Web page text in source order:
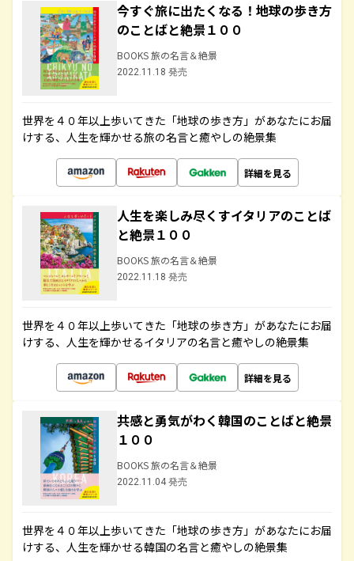
今すぐ旅に出たくなる！地球の歩き方
のことばと絶景１００
BOOKS 旅の名言＆絶景
2022.11.18 発売
世界を４０年以上歩いてきた「地球の歩き方」があなたにお届
けする、人生を輝かせる旅の名言と癒やしの絶景集
詳細を見る
人生を楽しみ尽くすイタリアのことば
と絶景１００
BOOKS 旅の名言＆絶景
2022.11.18 発売
世界を４０年以上歩いてきた「地球の歩き方」があなたにお届
けする、人生を輝かせるイタリアの名言と癒やしの絶景集
詳細を見る
共感と勇気がわく韓国のことばと絶景
１００
BOOKS 旅の名言＆絶景
2022.11.04 発売
世界を４０年以上歩いてきた「地球の歩き方」があなたにお届
けする、人生を輝かせる韓国の名言と癒やしの絶景集